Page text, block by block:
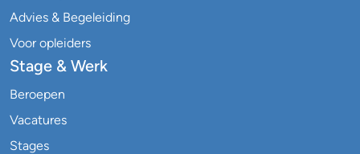
Advies & Begeleiding
Voor opleiders
Stage & Werk
Beroepen
Vacatures
Stages